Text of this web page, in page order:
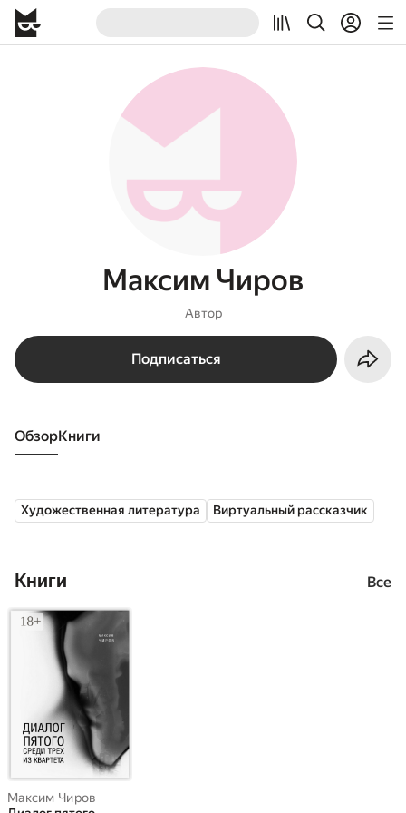
Максим Чиров
Автор
Подписаться
Обзор книги
Художественная литература Виртуальный рассказчик
Книги Все
Максим Чиров